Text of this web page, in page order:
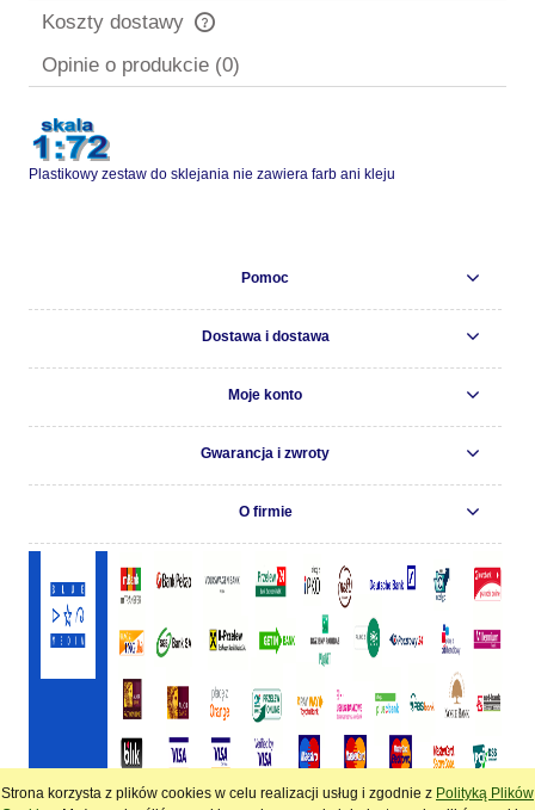
Strona korzysta z plików cookies w celu realizacji usług i zgodnie z Polityką Plików
Koszty dostawy
Cena nie zawiera ewentualnych kosztów płatności
Opinie o produkcie (0)
Plastikowy zestaw do sklejania nie zawiera farb ani kleju
Pomoc
Dostawa i dostawa
Moje konto
Gwarancja i zwroty
O firmie